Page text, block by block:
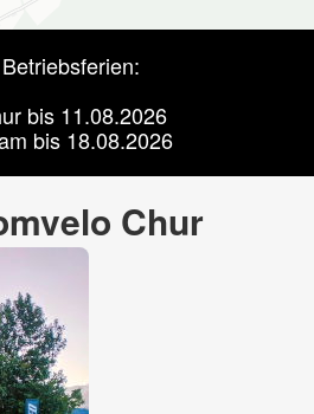
Betriebsferien:
bis 11.08.2026
bis 18.08.2026
Chur